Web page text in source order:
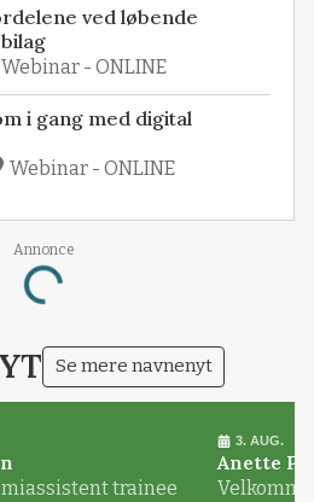
ved løbende
Webinar - ONLINE
i gang med digital
Webinar - ONLINE
Annonce
Loading...
Se mere navnenyt
trainee
3. AUG.
Anette